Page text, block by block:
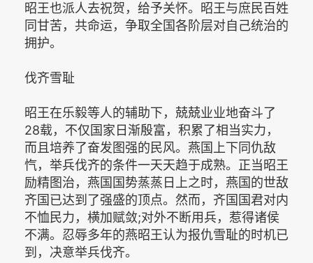
昭王也派人去祝贺，给予关怀。昭王与庶民百姓
同甘苦，共命运，争取全国各阶层对自己统治的
拥护。
伐齐雪耻
昭王在乐毅等人的辅助下，兢兢业业地奋斗了
28载，不仅国家日渐殷富，积累了相当实力，
而且培养了奋发图强的民风。燕国上下同仇敌
忾，举兵伐齐的条件一天天趋于成熟。正当昭王
励精图治，燕国国势蒸蒸日上之时，燕国的世敌
齐国已达到了强盛的顶点。然而，齐国国君对内
不恤民力，横加赋敛;对外不断用兵，惹得诸侯
不满。忍辱多年的燕昭王认为报仇雪耻的时机已
到，决意举兵伐齐。